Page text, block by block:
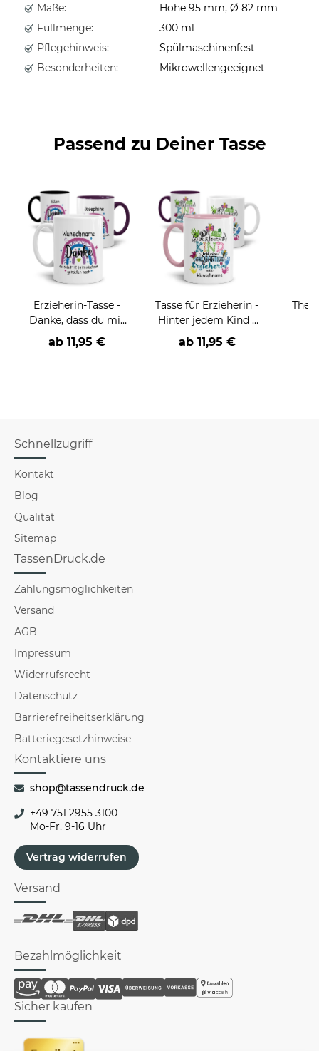
Maße:
Höhe 95 mm, Ø 82 mm
Füllmenge:
300 ml
Pflegehinweis:
Spülmaschinenfest
Besonderheiten:
Mikrowellengeeignet
Passend zu Deiner Tasse
Erzieherin-Tasse -
Danke, dass du mir
beim Wachsen
geholfen hast -
ab 11,95 €
Tasse für Erzieherin -
Hinter jedem Kind -
bunt - mit Name
personalisierbar
ab 11,95 €
Schnellzugriff
Kontakt
Blog
Qualität
Sitemap
TassenDruck.de
Zahlungsmöglichkeiten
Versand
AGB
Impressum
Widerrufsrecht
Datenschutz
Barrierefreiheitserklärung
Batteriegesetzhinweise
Kontaktiere uns
shop@tassendruck.de
+49 751 2955 3100
Mo-Fr, 9-16 Uhr
Vertrag widerrufen
Versand
Bezahlmöglichkeit
Sicher kaufen